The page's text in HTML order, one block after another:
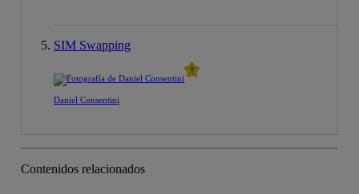
SIM Swapping
Daniel Consentini
Contenidos relacionados